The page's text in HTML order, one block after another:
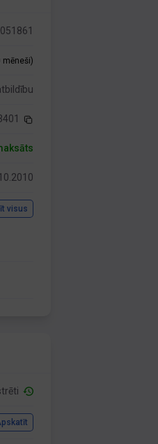
mēneši)
visus